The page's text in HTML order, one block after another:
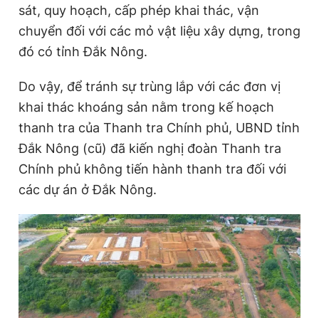
sát, quy hoạch, cấp phép khai thác, vận
chuyển đối với các mỏ vật liệu xây dựng, trong
đó có tỉnh Đắk Nông.
Do vậy, để tránh sự trùng lắp với các đơn vị
khai thác khoáng sản nằm trong kế hoạch
thanh tra của Thanh tra Chính phủ, UBND tỉnh
Đắk Nông (cũ) đã kiến nghị đoàn Thanh tra
Chính phủ không tiến hành thanh tra đối với
các dự án ở Đắk Nông.